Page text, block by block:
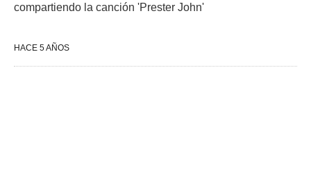
compartiendo la canción 'Prester John'
HACE 5 AÑOS